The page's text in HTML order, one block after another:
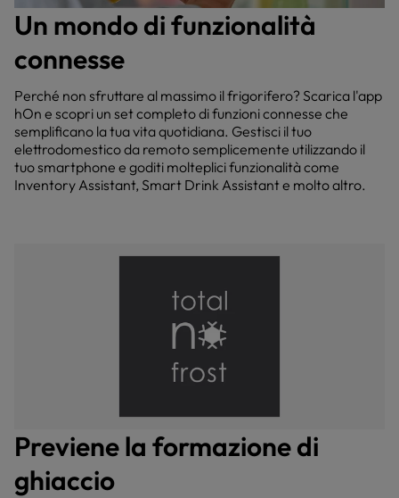
Un mondo di funzionalità
connesse
Perché non sfruttare al massimo il frigorifero? Scarica l'app
hOn e scopri un set completo di funzioni connesse che
semplificano la tua vita quotidiana. Gestisci il tuo
elettrodomestico da remoto semplicemente utilizzando il
tuo smartphone e goditi molteplici funzionalità come
Inventory Assistant, Smart Drink Assistant e molto altro.
Previene la formazione di
ghiaccio